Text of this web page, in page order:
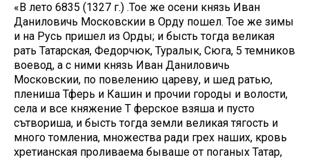
«В лето 6835 (1327 г.) .Тое же осени князь Иван
Даниловичь Московскии в Орду пошел. Тое же зимы
и на Русь пришел из Орды; и бысть тогда великая
рать Татарская, Федорчюк, Туралык, Сюга, 5 темников
воевод, а с ними князь Иван Даниловичь
Московскии, по повелению цареву, и шед ратью,
плениша Тферь и Кашин и прочии городы и волости,
села и все княжение Т ферское взяша и пусто
сътвориша, и бысть тогда земли великая тягость и
много томлениа, множества ради грех наших, кровь
хретианская проливаема бываше от поганых Татар,